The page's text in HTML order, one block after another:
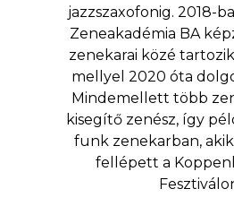
jazzszaxofonig. 2018-
Zeneakadémia BA
zenekarai közé tartozik
mellyel 2020 óta
Mindemellett több
kisegítő zenész, így
funk zenekarban,
fellépett a